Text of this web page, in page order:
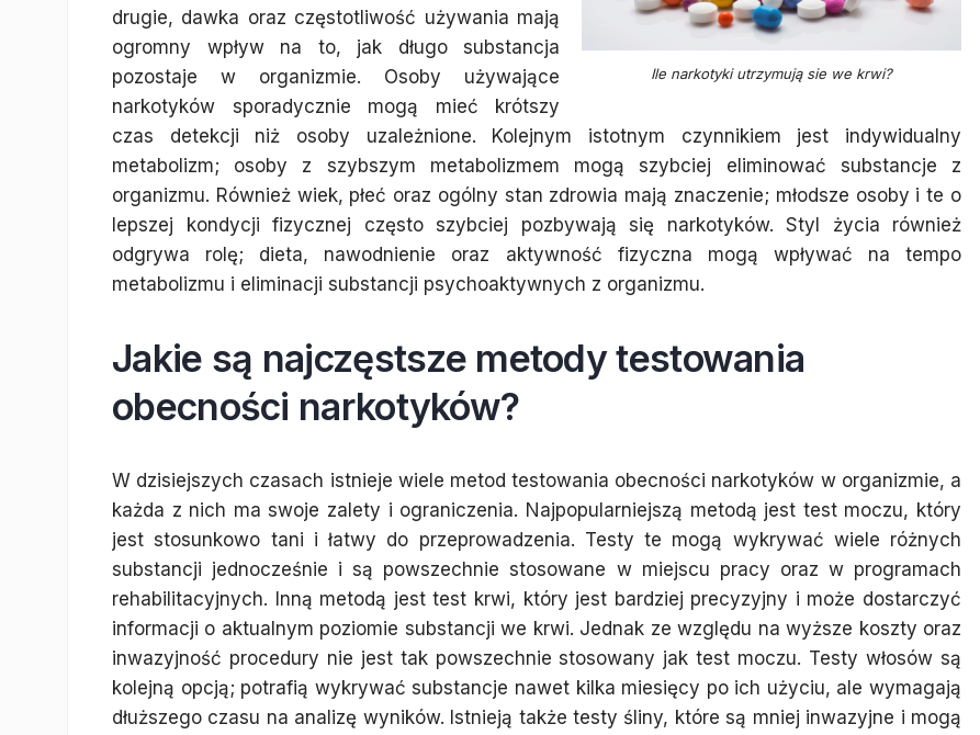
Ile narkotyki utrzymują sie we krwi?
drugie, dawka oraz częstotliwość używania mają
ogromny wpływ na to, jak długo substancja
pozostaje w organizmie. Osoby używające
narkotyków sporadycznie mogą mieć krótszy
czas detekcji niż osoby uzależnione. Kolejnym istotnym czynnikiem jest indywidualny
metabolizm; osoby z szybszym metabolizmem mogą szybciej eliminować substancje z
organizmu. Również wiek, płeć oraz ogólny stan zdrowia mają znaczenie; młodsze osoby i te o
lepszej kondycji fizycznej często szybciej pozbywają się narkotyków. Styl życia również
odgrywa rolę; dieta, nawodnienie oraz aktywność fizyczna mogą wpływać na tempo
metabolizmu i eliminacji substancji psychoaktywnych z organizmu.
Jakie są najczęstsze metody testowania
obecności narkotyków?
W dzisiejszych czasach istnieje wiele metod testowania obecności narkotyków w organizmie, a
każda z nich ma swoje zalety i ograniczenia. Najpopularniejszą metodą jest test moczu, który
jest stosunkowo tani i łatwy do przeprowadzenia. Testy te mogą wykrywać wiele różnych
substancji jednocześnie i są powszechnie stosowane w miejscu pracy oraz w programach
rehabilitacyjnych. Inną metodą jest test krwi, który jest bardziej precyzyjny i może dostarczyć
informacji o aktualnym poziomie substancji we krwi. Jednak ze względu na wyższe koszty oraz
inwazyjność procedury nie jest tak powszechnie stosowany jak test moczu. Testy włosów są
kolejną opcją; potrafią wykrywać substancje nawet kilka miesięcy po ich użyciu, ale wymagają
dłuższego czasu na analizę wyników. Istnieją także testy śliny, które są mniej inwazyjne i mogą